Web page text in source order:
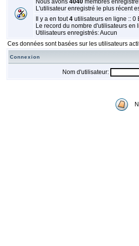
Nous avons 4040membres
L'utilisateur enregistré le plus récent
Il y a en tout4utilisateurs en ligne :: 0
Le record du nombre d'utilisateurs en
Utilisateurs enregistrés: Aucun
Ces données sont basées sur les utilisateurs
Connexion
Nom d'utilisateur: